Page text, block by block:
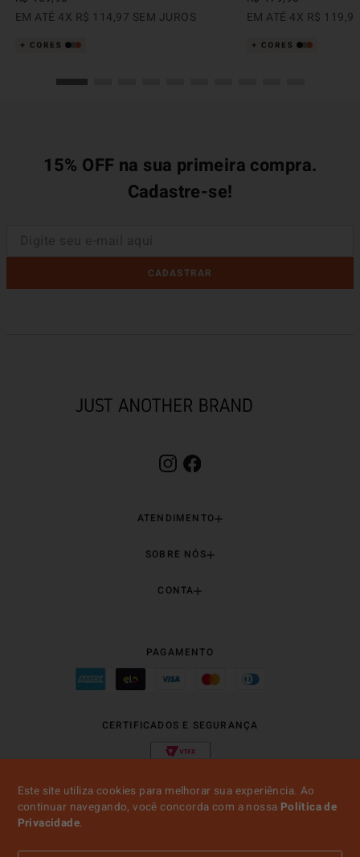
EM ATÉ 4X R$ 114,97 SEM JUROS EM ATÉ 4X R$ 119,
15% OFF na sua primeira compra.
Cadastre-se!
CADASTRAR
ATENDIMENTO
SOBRE NÓS
CONTA
PAGAMENTO
CERTIFICADOS E SEGURANÇA
CNPJ: 13.189.536/0001-49
Este site utiliza cookies para melhorar sua experiência. Ao
continuar navegando, você concorda com a nossa Política de
Privacidade.